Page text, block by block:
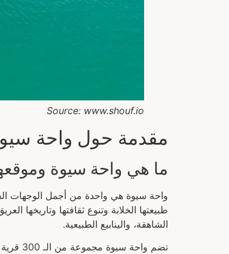
Source: www.shouf.io
مقدمة حول واحة
ما هي واحة سيوة
طبيعتها الخلابة وتنوع ثقافتها وتاريخها
الشاهقة، والينابيع الطبيعية.
تضم